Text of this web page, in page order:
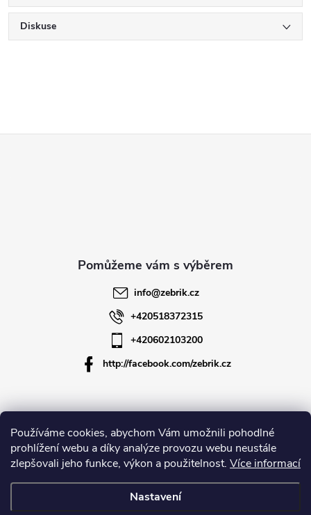
Používáme cookies, abychom Vám umožnili pohodlné
prohlížení webu a díky analýze provozu webu neustále
zlepšovali jeho funkce, výkon a použitelnost. Více informací
Nastavení
Diskuse
info@zebrik.cz
+420518372315
+420602103200
http://facebook.com/zebrik.cz
Informace pro vás
O společnosti